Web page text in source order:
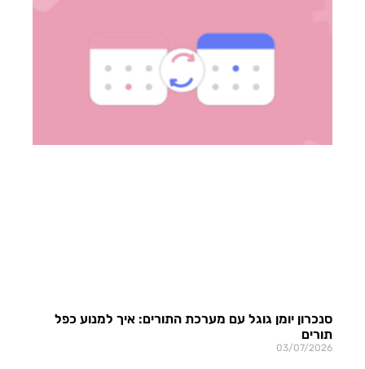
סנכרון יומן גוגל עם מערכת התורים: איך למנוע כפל
תורים
03/07/2026